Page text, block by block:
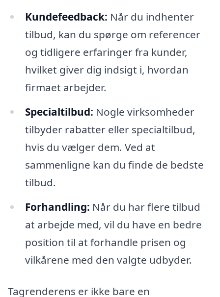
Kundefeedback: Når du indhenter
tilbud, kan du spørge om referencer
og tidligere erfaringer fra kunder,
hvilket giver dig indsigt i, hvordan
firmaet arbejder.
Specialtilbud: Nogle virksomheder
tilbyder rabatter eller specialtilbud,
hvis du vælger dem. Ved at
sammenligne kan du finde de bedste
tilbud.
Forhandling: Når du har flere tilbud
at arbejde med, vil du have en bedre
position til at forhandle prisen og
vilkårene med den valgte udbyder.
Tagrenderens er ikke bare en